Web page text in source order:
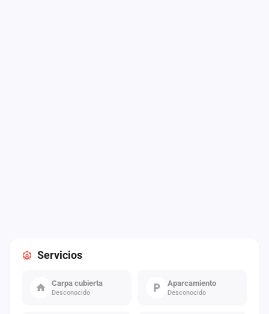
Servicios
Carpa cubierta
Desconocido
Aparcamiento
Desconocido